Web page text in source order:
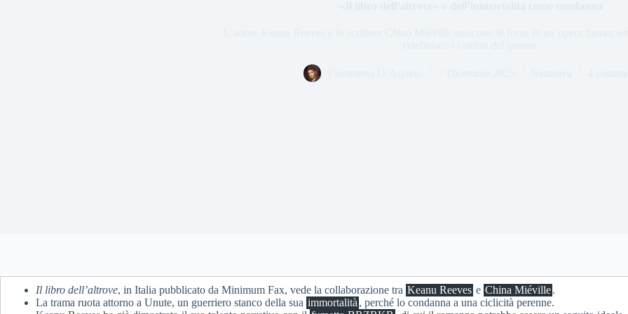
Il libro dell’altrove, in Italia pubblicato da Minimum Fax, vede la collaborazione tra Keanu Reeves e China Miéville.
La trama ruota attorno a Unute, un guerriero stanco della sua immortalità , perché lo condanna a una ciclicità perenne.